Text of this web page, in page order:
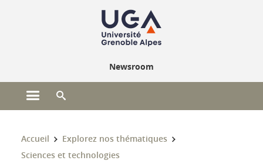
Newsroom
Ouvrir le menu principal
Vous êtes ici :
Accueil
Explorez nos thématiques
Sciences et technologies